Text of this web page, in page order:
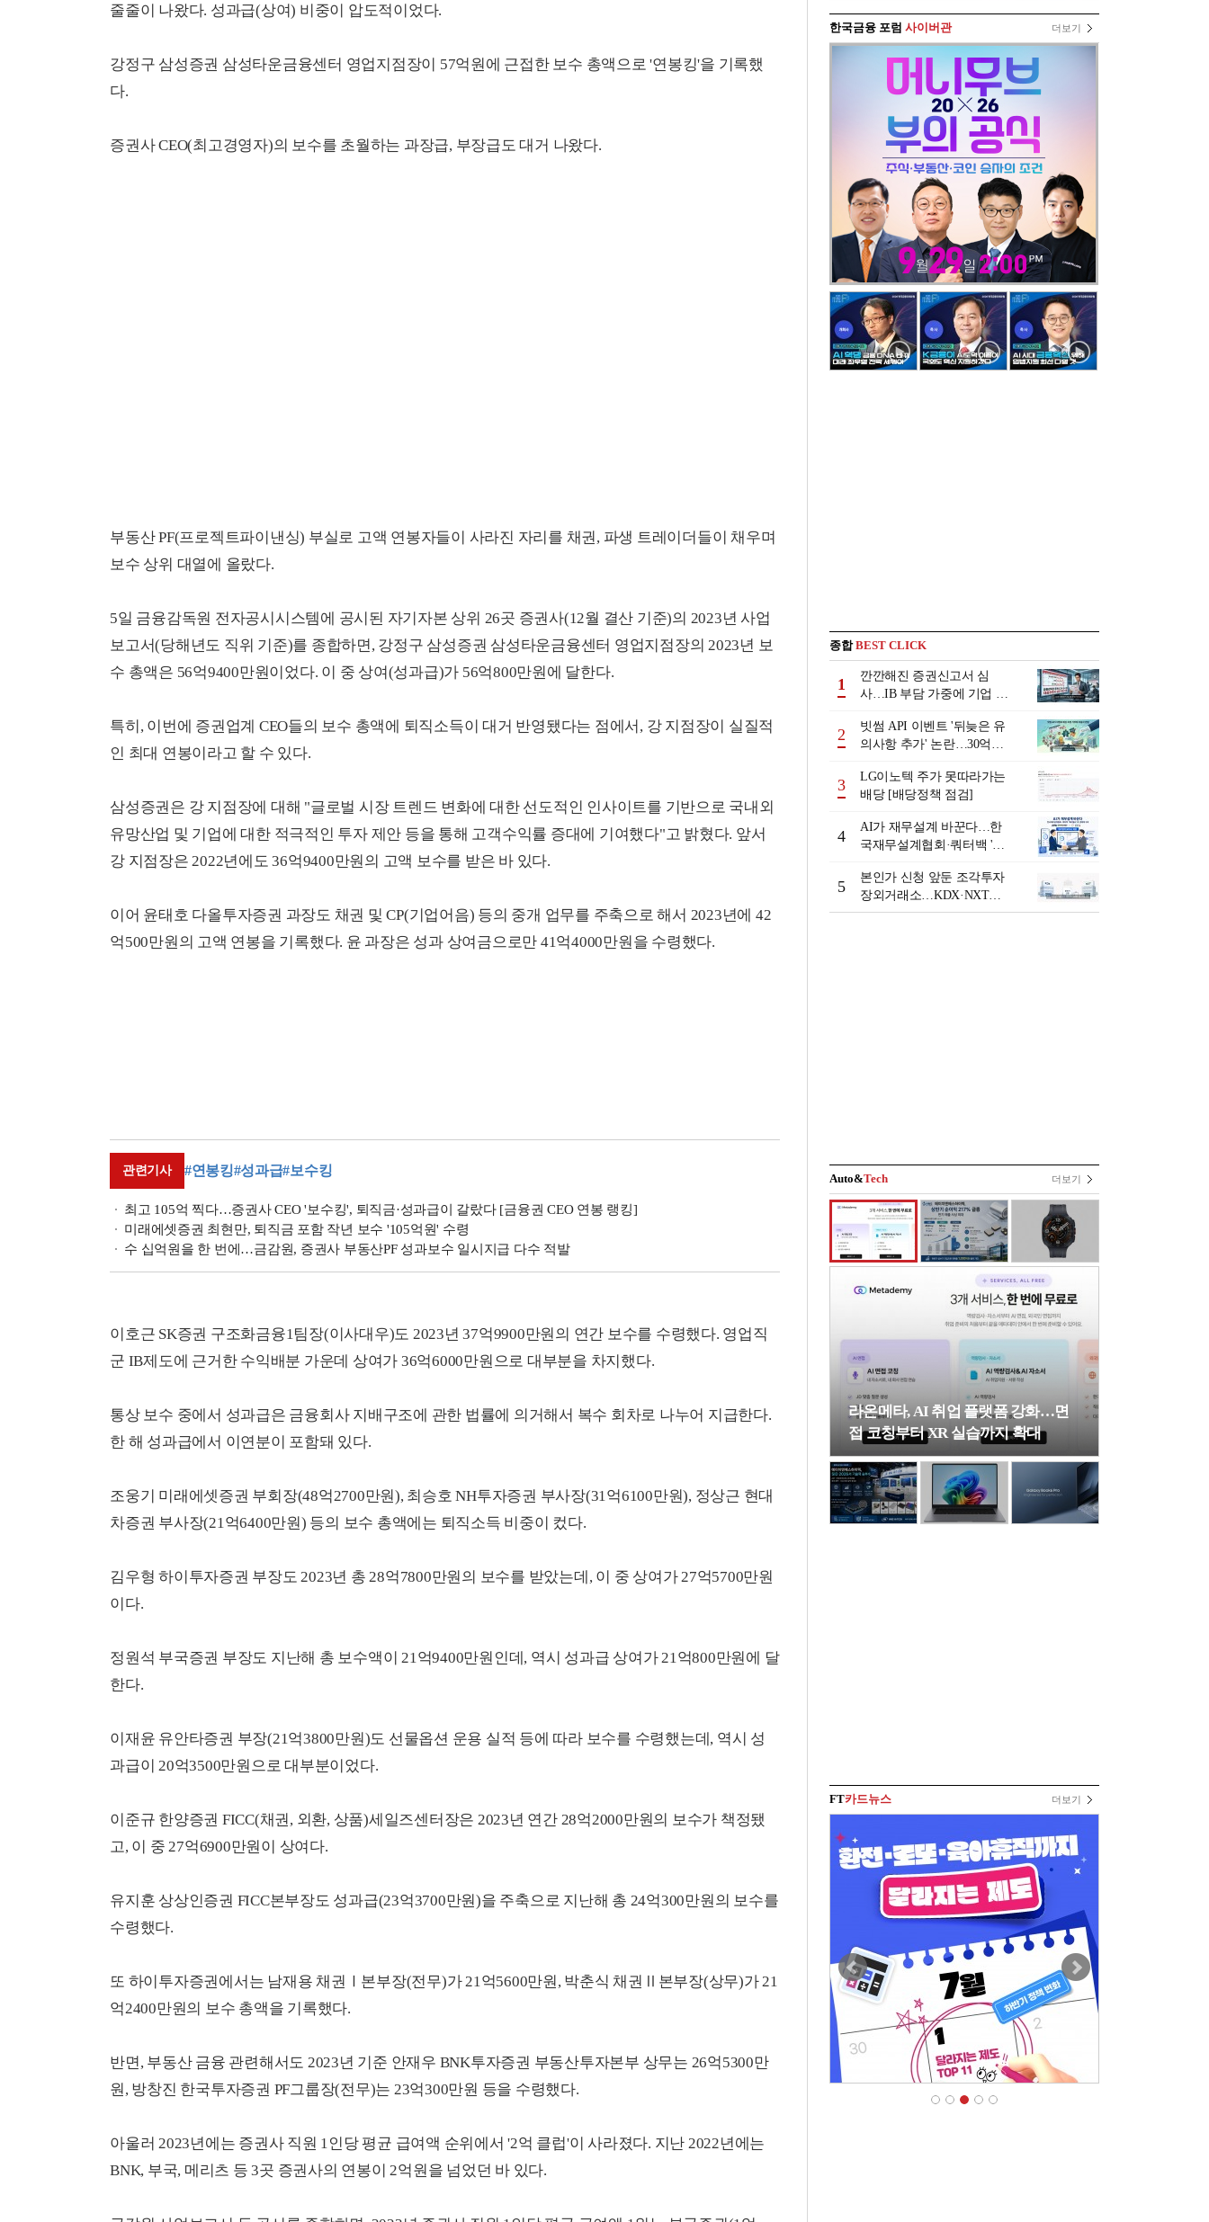
줄줄이 나왔다. 성과급(상여) 비중이 압도적이었다.
강정구 삼성증권 삼성타운금융센터 영업지점장이 57억원에 근접한 보수 총액으로 '연봉킹'을 기록했
다.
증권사 CEO(최고경영자)의 보수를 초월하는 과장급, 부장급도 대거 나왔다.
부동산 PF(프로젝트파이낸싱) 부실로 고액 연봉자들이 사라진 자리를 채권, 파생 트레이더들이 채우며
보수 상위 대열에 올랐다.
5일 금융감독원 전자공시시스템에 공시된 자기자본 상위 26곳 증권사(12월 결산 기준)의 2023년 사업
보고서(당해년도 직위 기준)를 종합하면, 강정구 삼성증권 삼성타운금융센터 영업지점장의 2023년 보
수 총액은 56억9400만원이었다. 이 중 상여(성과급)가 56억800만원에 달한다.
특히, 이번에 증권업계 CEO들의 보수 총액에 퇴직소득이 대거 반영됐다는 점에서, 강 지점장이 실질적
인 최대 연봉이라고 할 수 있다.
삼성증권은 강 지점장에 대해 "글로벌 시장 트렌드 변화에 대한 선도적인 인사이트를 기반으로 국내외
유망산업 및 기업에 대한 적극적인 투자 제안 등을 통해 고객수익률 증대에 기여했다"고 밝혔다. 앞서
강 지점장은 2022년에도 36억9400만원의 고액 보수를 받은 바 있다.
이어 윤태호 다올투자증권 과장도 채권 및 CP(기업어음) 등의 중개 업무를 주축으로 해서 2023년에 42
억500만원의 고액 연봉을 기록했다. 윤 과장은 성과 상여금으로만 41억4000만원을 수령했다.
관련기사 #연봉킹#성과급#보수킹
최고 105억 찍다…증권사 CEO '보수킹', 퇴직금·성과급이 갈랐다 [금융권 CEO 연봉 랭킹]
미래에셋증권 최현만, 퇴직금 포함 작년 보수 '105억원' 수령
수 십억원을 한 번에…금감원, 증권사 부동산PF 성과보수 일시지급 다수 적발
이호근 SK증권 구조화금융1팀장(이사대우)도 2023년 37억9900만원의 연간 보수를 수령했다. 영업직
군 IB제도에 근거한 수익배분 가운데 상여가 36억6000만원으로 대부분을 차지했다.
통상 보수 중에서 성과급은 금융회사 지배구조에 관한 법률에 의거해서 복수 회차로 나누어 지급한다.
한 해 성과급에서 이연분이 포함돼 있다.
조웅기 미래에셋증권 부회장(48억2700만원), 최승호 NH투자증권 부사장(31억6100만원), 정상근 현대
차증권 부사장(21억6400만원) 등의 보수 총액에는 퇴직소득 비중이 컸다.
김우형 하이투자증권 부장도 2023년 총 28억7800만원의 보수를 받았는데, 이 중 상여가 27억5700만원
이다.
정원석 부국증권 부장도 지난해 총 보수액이 21억9400만원인데, 역시 성과급 상여가 21억800만원에 달
한다.
이재윤 유안타증권 부장(21억3800만원)도 선물옵션 운용 실적 등에 따라 보수를 수령했는데, 역시 성
과급이 20억3500만원으로 대부분이었다.
이준규 한양증권 FICC(채권, 외환, 상품)세일즈센터장은 2023년 연간 28억2000만원의 보수가 책정됐
고, 이 중 27억6900만원이 상여다.
유지훈 상상인증권 FICC본부장도 성과급(23억3700만원)을 주축으로 지난해 총 24억300만원의 보수를
수령했다.
또 하이투자증권에서는 남재용 채권Ⅰ본부장(전무)가 21억5600만원, 박춘식 채권Ⅱ본부장(상무)가 21
억2400만원의 보수 총액을 기록했다.
반면, 부동산 금융 관련해서도 2023년 기준 안재우 BNK투자증권 부동산투자본부 상무는 26억5300만
원, 방창진 한국투자증권 PF그룹장(전무)는 23억300만원 등을 수령했다.
아울러 2023년에는 증권사 직원 1인당 평균 급여액 순위에서 '2억 클럽'이 사라졌다. 지난 2022년에는
BNK, 부국, 메리츠 등 3곳 증권사의 연봉이 2억원을 넘었던 바 있다.
한국금융 포럼 사이버관 더보기
종합BEST CLICK
1
깐깐해진 증권신고서 심
사…IB 부담 가중에 기업 자
2
빗썸 API 이벤트 '뒤늦은 유
의사항 추가' 논란…30억원
발
3
LG이노텍 주가 못따라가는
배당 [배당정책 점검]
4
AI가 재무설계 바꾼다…한
국재무설계협회·쿼터백 '베
5
본인가 신청 앞둔 조각투자
장외거래소…KDX·NXT컨
소 막판 점검 ‘분주’
Auto&Tech 더보기
라온메타, AI 취업 플랫폼 강화…면
접 코칭부터 XR 실습까지 확대
FT카드뉴스 더보기